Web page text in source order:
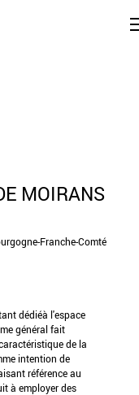
MOIRANS
Franche-Comté
dédiéà l'espace
général fait
de la
intention de
référence au
à employer des